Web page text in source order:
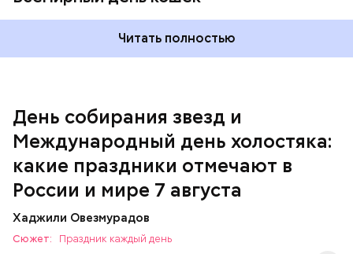
Читать полностью
День собирания звезд и
Международный день холостяка:
какие праздники отмечают в
России и мире 7 августа
Хаджили Овезмурадов
Сюжет:
Праздник каждый день
Спагетти из кабачков